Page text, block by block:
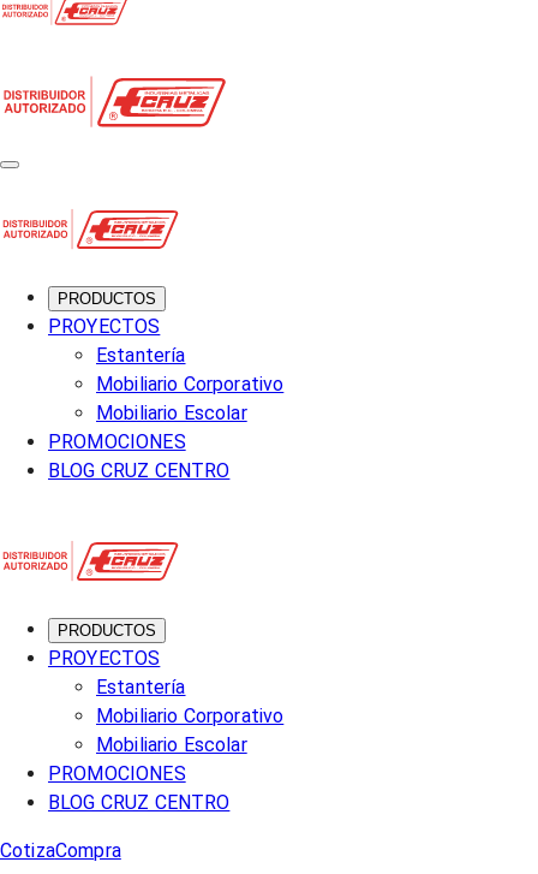
PRODUCTOS
PROYECTOS
Estantería
Mobiliario Corporativo
Mobiliario Escolar
PROMOCIONES
BLOG CRUZ CENTRO
PRODUCTOS
PROYECTOS
Estantería
Mobiliario Corporativo
Mobiliario Escolar
PROMOCIONES
BLOG CRUZ CENTRO
CotizaCompra